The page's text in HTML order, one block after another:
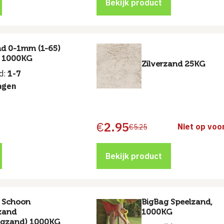
Bekijk product
0­-1mm (1­-65)
1-7
Zilverzand 25KG
€5.25
Oorspronkelijke
was:
€5.25.
€2.95
Huidige
is:
€2.95.
Niet op
Bekijk product
Schoon
1000KG
BigBag Speelzand,
1000KG